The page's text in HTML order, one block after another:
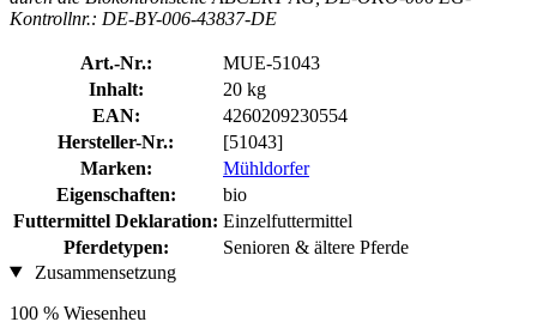
Kontrollnr.: DE-BY-006-43837-DE
Art.-Nr.:
MUE-51043
Inhalt:
20 kg
EAN:
4260209230554
Hersteller-Nr.:
[51043]
Marken:
Mühldorfer
Eigenschaften:
bio
Futtermittel Deklaration: Einzelfuttermittel
Pferdetypen:
Senioren & ältere Pferde
Zusammensetzung
100 % Wiesenheu